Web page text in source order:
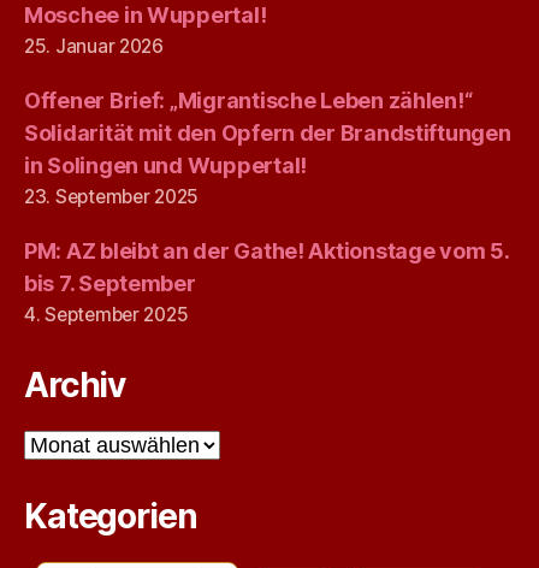
Moschee in Wuppertal!
25. Januar 2026
Offener Brief: „Migrantische Leben zählen!“
Solidarität mit den Opfern der Brandstiftungen
in Solingen und Wuppertal!
23. September 2025
PM: AZ bleibt an der Gathe! Aktionstage vom 5.
bis 7. September
4. September 2025
Archiv
Archiv
Kategorien